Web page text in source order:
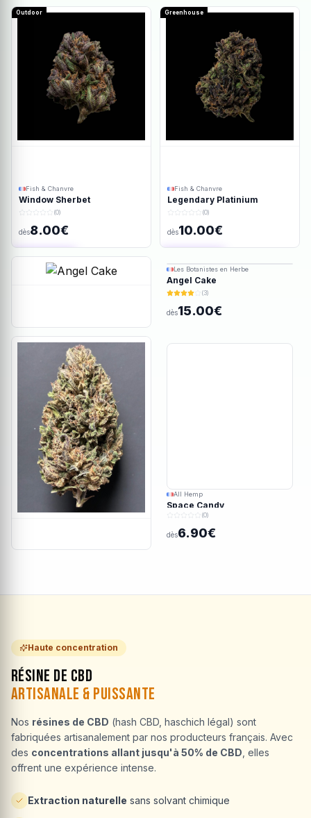
Outdoor
Fish & Chanvre
Window Sherbet
(0)
dès8.00€
Ajout rapide
Greenhouse
Fish & Chanvre
Legendary Platinium
(0)
dès10.00€
Les Botanistes en Herbe
Angel Cake
(3)
dès15.00€
All Hemp
Space Candy
(0)
dès6.90€
Haute concentration
Résine de CBD
Artisanale & Puissante
Nos résines de CBD (hash CBD, haschich légal) sont
fabriquées artisanalement par nos producteurs français. Avec
des concentrations allant jusqu'à 50% de CBD , elles
offrent une expérience intense.
Extraction naturelle sans solvant chimique